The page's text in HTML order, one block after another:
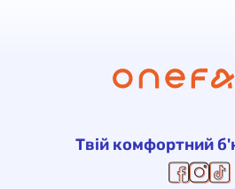
Твій комфортний